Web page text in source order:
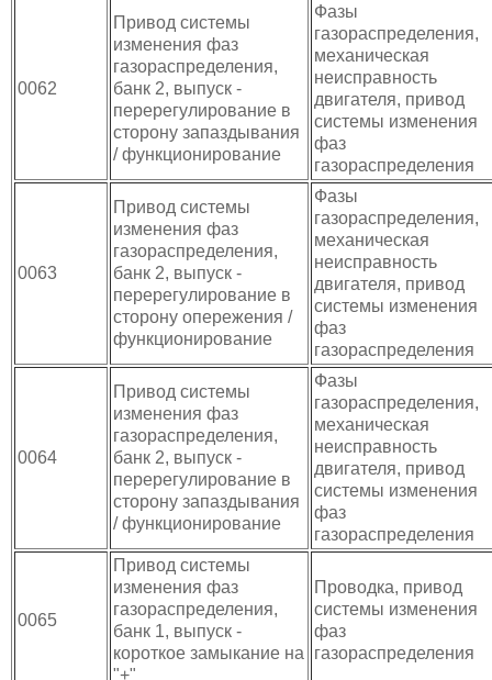
0062
Привод системы
изменения фаз
газораспределения,
банк 2, выпуск -
перерегулирование в
сторону запаздывания
/ функционирование
Фазы
газораспределения,
механическая
неисправность
двигателя, привод
системы изменения
фаз
газораспределения
0063
Привод системы
изменения фаз
газораспределения,
банк 2, выпуск -
перерегулирование в
сторону опережения /
функционирование
Фазы
газораспределения,
механическая
неисправность
двигателя, привод
системы изменения
фаз
газораспределения
0064
Привод системы
изменения фаз
газораспределения,
банк 2, выпуск -
перерегулирование в
сторону запаздывания
/ функционирование
Фазы
газораспределения,
механическая
неисправность
двигателя, привод
системы изменения
фаз
газораспределения
0065
Привод системы
изменения фаз
газораспределения,
банк 1, выпуск -
короткое замыкание на
"+"
Проводка, привод
системы изменения
фаз
газораспределения